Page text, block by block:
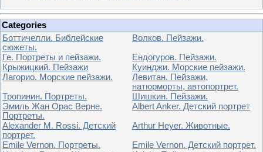
Categories
Боттичелли. Библейские
сюжеты.
Волков. Пейзажи.
Ге. Портреты и пейзажи.
Ендогуров. Пейзажи.
Крыжицкий. Пейзажи
Куинджи. Морские пейзажи.
Лагорио. Морские пейзажи.
Левитан. Пейзажи,
натюрморты, автопортрет.
Тропинин. Портреты.
Шишкин. Пейзажи.
Эмиль Жан Орас Верне.
Портреты.
Albert Anker. Детский портрет
Alexander M. Rossi. Детский
портрет.
Arthur Heyer. Животные.
Emile Vernon. Портреты.
Emile Vernon. Детский портрет.